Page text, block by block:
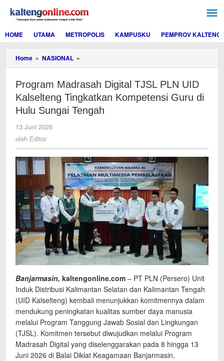
konten
HOME
UTAMA METROPOLIS KAMPUSKU PEMPROV KALTENG
Home » NASIONAL »
Madrasah
TJSL
PLN
UID
Kalselteng
di
Hulu
Sungai
Tengah
Program Madrasah Digital TJSL PLN UID
Kalselteng Tingkatkan Kompetensi Guru di
Hulu Sungai Tengah
13 Juni 2026
oleh Editor
Banjarmasin, kaltengonline.com – PT PLN (Persero) Unit
Induk Distribusi Kalimantan Selatan dan Kalimantan Tengah
(UID Kalselteng) kembali menunjukkan komitmennya dalam
mendukung peningkatan kualitas sumber daya manusia
melalui Program Tanggung Jawab Sosial dan Lingkungan
(TJSL). Komitmen tersebut diwujudkan melalui Program
Madrasah Digital yang diselenggarakan pada 8 hingga 13
Juni 2026 di Balai Diklat Keagamaan Banjarmasin.